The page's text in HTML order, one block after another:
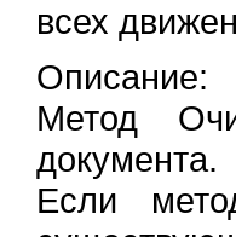
всех
Описание:
Метод
документа.
Если